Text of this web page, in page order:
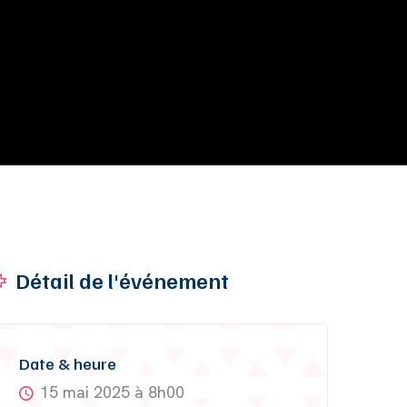
Détail de l'événement
Date & heure
15 mai 2025 à 8h00